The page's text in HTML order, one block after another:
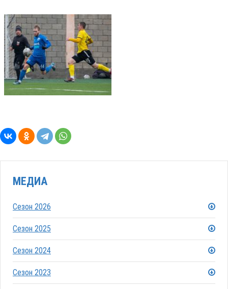
МЕДИА
Сезон 2026
Сезон 2025
Сезон 2024
Сезон 2023